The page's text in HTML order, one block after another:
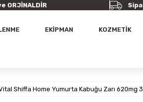
ORJİNALDİR
EKİPMAN KOZMETİK
Shiffa Home Yumurta Kabuğu Zarı 620mg